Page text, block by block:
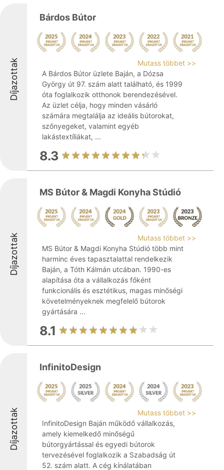
Díjazottak
Bárdos Bútor
Mutass többet >>
A Bárdos Bútor üzlete Baján, a Dózsa
György út 97. szám alatt található, és 1999
óta foglalkozik otthonok berendezésével.
Az üzlet célja, hogy minden vásárló
számára megtalálja az ideális bútorokat,
szőnyegeket, valamint egyéb
lakástextíliákat, ...
8.3
Díjazottak
MS Bútor & Magdi Konyha Stúdió
Mutass többet >>
MS Bútor & Magdi Konyha Stúdió több mint
harminc éves tapasztalattal rendelkezik
Baján, a Tóth Kálmán utcában. 1990-es
alapítása óta a vállalkozás főként
funkcionális és esztétikus, magas minőségi
követelményeknek megfelelő bútorok
gyártására ...
8.1
Díjazottak
InfinitoDesign
Mutass többet >>
InfinitoDesign Baján működő vállalkozás,
amely kiemelkedő minőségű
bútorgyártással és egyedi bútorok
tervezésével foglalkozik a Szabadság út
52. szám alatt. A cég kínálatában